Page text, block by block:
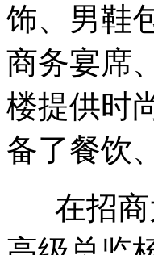
饰、男鞋
商务宴席
楼提供时
备了餐饮
在招商